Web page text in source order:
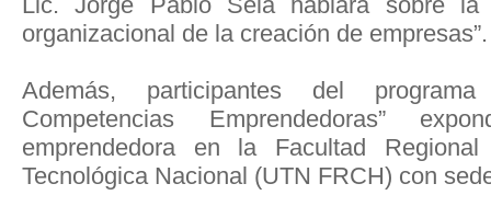
organizacional de la creación de empresas”.
Además, participantes del
Competencias Emprendedoras”
emprendedora en la Facultad
Tecnológica Nacional (UTN FRCH) con